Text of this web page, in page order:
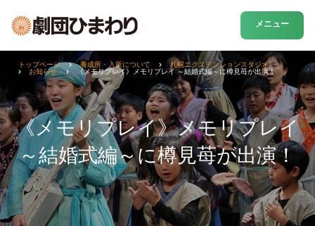
メニュー
《メモリプレイ》メモリプレイ
～結婚式編～に樽見苺が出演！
トップページ 養成所・入所について
札幌エクステンションスタジオ
お知らせ
《メモリプレイ》メモリプレイ ～結婚式編～に樽見苺が出演！